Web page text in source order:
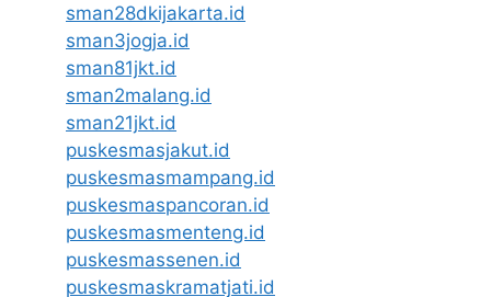
sman28dkijakarta.id
sman3jogja.id
sman81jkt.id
sman2malang.id
sman21jkt.id
puskesmasjakut.id
puskesmasmampang.id
puskesmaspancoran.id
puskesmasmenteng.id
puskesmassenen.id
puskesmaskramatjati.id